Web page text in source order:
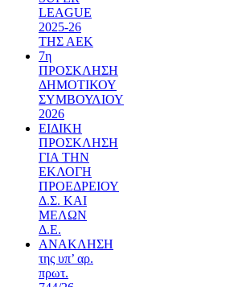
LEAGUE
2025-26
ΤΗΣ ΑΕΚ
7η
ΠΡΟΣΚΛΗΣΗ
ΔΗΜΟΤΙΚΟΥ
ΣΥΜΒΟΥΛΙΟΥ
2026
ΕΙΔΙΚΗ
ΠΡΟΣΚΛΗΣΗ
ΓΙΑ ΤΗΝ
ΕΚΛΟΓΗ
ΠΡΟΕΔΡΕΙΟΥ
Δ.Σ. ΚΑΙ
ΜΕΛΩΝ
Δ.Ε.
ΑΝΑΚΛΗΣΗ
της υπ’ αρ.
πρωτ.